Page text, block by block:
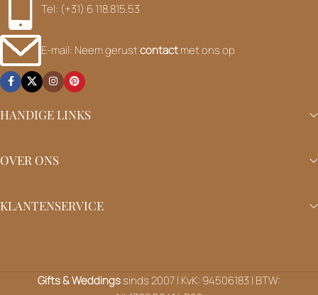
Tel: (+31) 6 118.815.53
E-mail: Neem gerustcontactmet ons op
HANDIGE LINKS
OVER ONS
KLANTENSERVICE
Gifts & Weddingssinds 2007 | KvK: 94506183 | BTW: